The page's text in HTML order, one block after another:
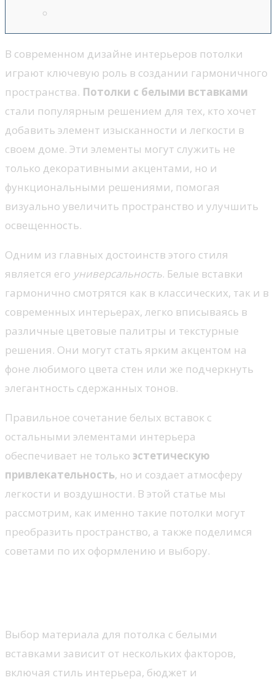
В современном дизайне интерьеров потолки
играют ключевую роль в создании гармоничного
пространства. Потолки с белыми вставками
стали популярным решением для тех, кто хочет
добавить элемент изысканности и легкости в
своем доме. Эти элементы могут служить не
только декоративными акцентами, но и
функциональными решениями, помогая
визуально увеличить пространство и улучшить
освещенность.
Одним из главных достоинств этого стиля
является его универсальность. Белые вставки
гармонично смотрятся как в классических, так и в
современных интерьерах, легко вписываясь в
различные цветовые палитры и текстурные
решения. Они могут стать ярким акцентом на
фоне любимого цвета стен или же подчеркнуть
элегантность сдержанных тонов.
Правильное сочетание белых вставок с
остальными элементами интерьера
обеспечивает не только эстетическую
привлекательность, но и создает атмосферу
легкости и воздушности. В этой статье мы
рассмотрим, как именно такие потолки могут
преобразить пространство, а также поделимся
советами по их оформлению и выбору.
Выбор материала для потолка с белыми
вставками зависит от нескольких факторов,
включая стиль интерьера, бюджет и